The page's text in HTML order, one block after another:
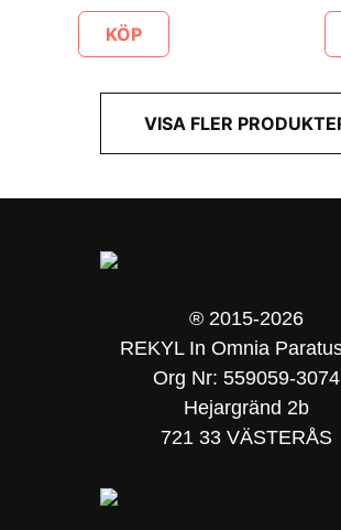
KÖP
VISA FLER
® 2015-2026
REKYL In Omnia
Org Nr: 559059-3074
Hejargränd 2b
721 33 VÄSTERÅS